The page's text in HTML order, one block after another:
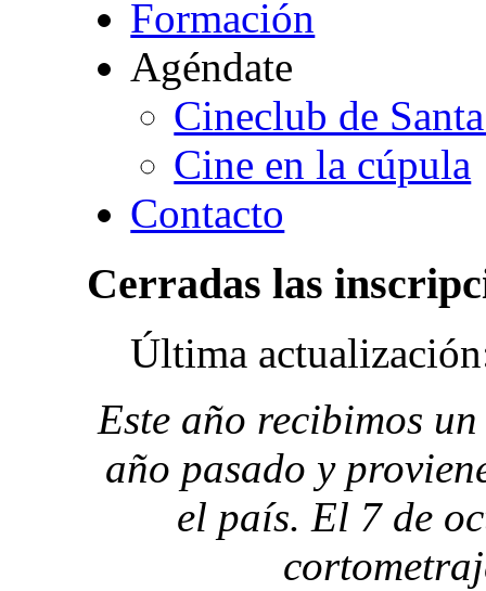
Formación
Agéndate
Cineclub de
Cine en la cúpula
Contacto
Cerradas las
Última
Este año recibimos
año pasado y
el país. El 7 de